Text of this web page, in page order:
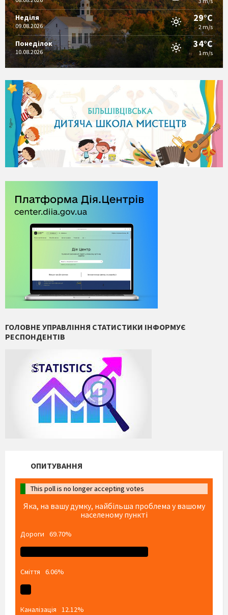
Неділя
09.08.2026
29°C
2 m/s
Понеділок
10.08.2026
34°C
1 m/s
ГОЛОВНЕ УПРАВЛІННЯ СТАТИСТИКИ ІНФОРМУЄ
РЕСПОНДЕНТІВ
ОПИТУВАННЯ
This poll is no longer accepting votes
Яка, на вашу думку, найбільша проблема у вашому
населеному пункті
Дороги 69.70%
Сміття 6.06%
Каналізація 12.12%